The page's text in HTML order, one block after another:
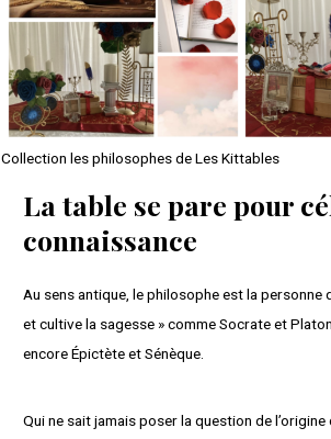
Collection les philosophes de Les Kittables
La table se pare pour
connaissance
Au sens antique, le philosophe est la personne
et cultive la sagesse » comme Socrate et
encore Épictète et Sénèque.
Qui ne sait jamais poser la question de l’origine